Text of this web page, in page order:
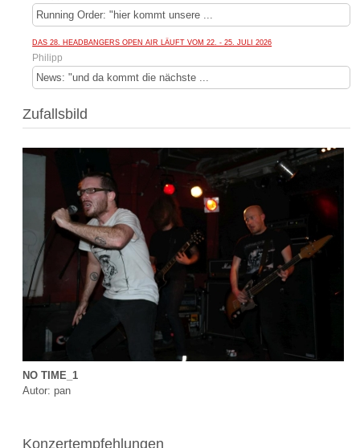
Running Order: "hier kommt unsere ...
DAS 28. HEADBANGERS OPEN AIR LÄUFT VOM 22. - 25. JULI 2026
Philipp
News: "und da kommt die nächste ...
Zufallsbild
NO TIME_1
Autor: pan
Konzertempfehlungen